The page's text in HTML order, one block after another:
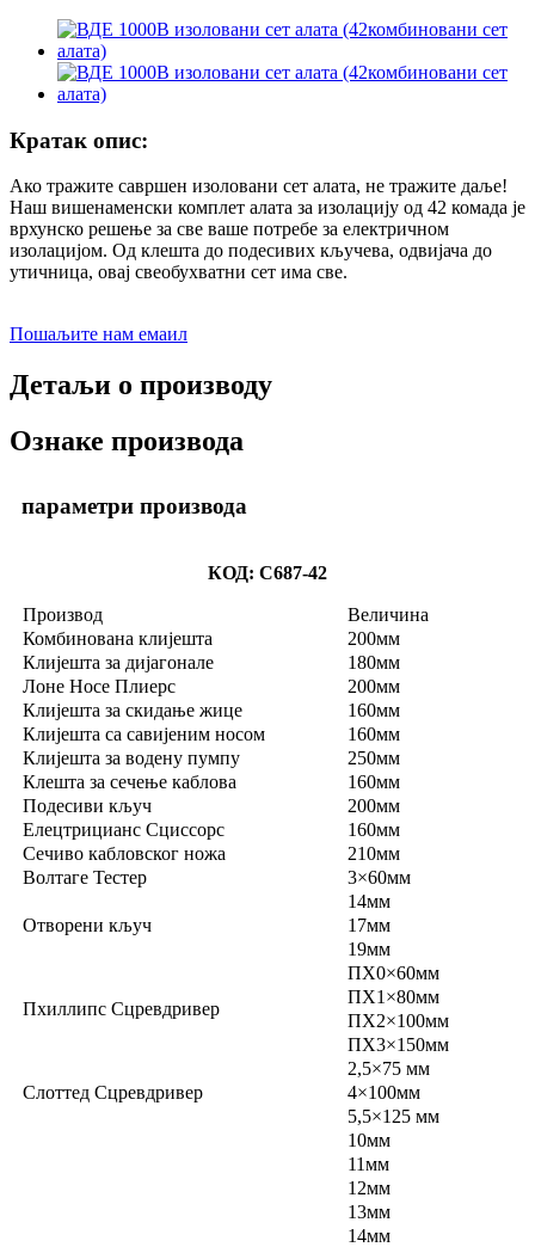
Кратак опис:
Ако тражите савршен изоловани сет алата, не тражите даље!
Наш вишенаменски комплет алата за изолацију од 42 комада је
врхунско решење за све ваше потребе за електричном
изолацијом. Од клешта до подесивих кључева, одвијача до
утичница, овај свеобухватни сет има све.
Пошаљите нам емаил
Детаљи о производу
Ознаке производа
параметри производа
КОД: С687-42
Производ
Величина
Комбинована клијешта
200мм
Клијешта за дијагонале
180мм
Лоне Носе Плиерс
200мм
Клијешта за скидање жице
160мм
Клијешта са савијеним носом
160мм
Клијешта за водену пумпу
250мм
Клешта за сечење каблова
160мм
Подесиви кључ
200мм
Елецтрицианс Сциссорс
160мм
Сечиво кабловског ножа
210мм
Волтаге Тестер
3×60мм
Отворени кључ
14мм
17мм
19мм
Пхиллипс Сцревдривер
ПХ0×60мм
ПХ1×80мм
ПХ2×100мм
ПХ3×150мм
Слоттед Сцревдривер
2,5×75 мм
4×100мм
5,5×125 мм
10мм
11мм
12мм
13мм
14мм